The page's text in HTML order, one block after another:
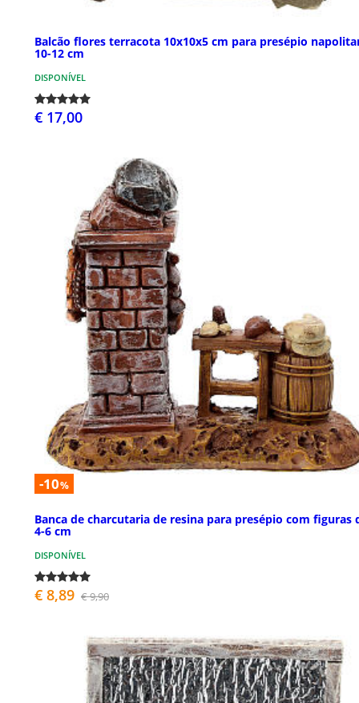
Balcão flores terracota 10x10x5 cm para presépio
10-12 cm
DISPONÍVEL
€ 17,00
-10%
Banca de charcutaria de resina para presépio com figuras
4-6 cm
DISPONÍVEL
€ 8,89 € 9,90